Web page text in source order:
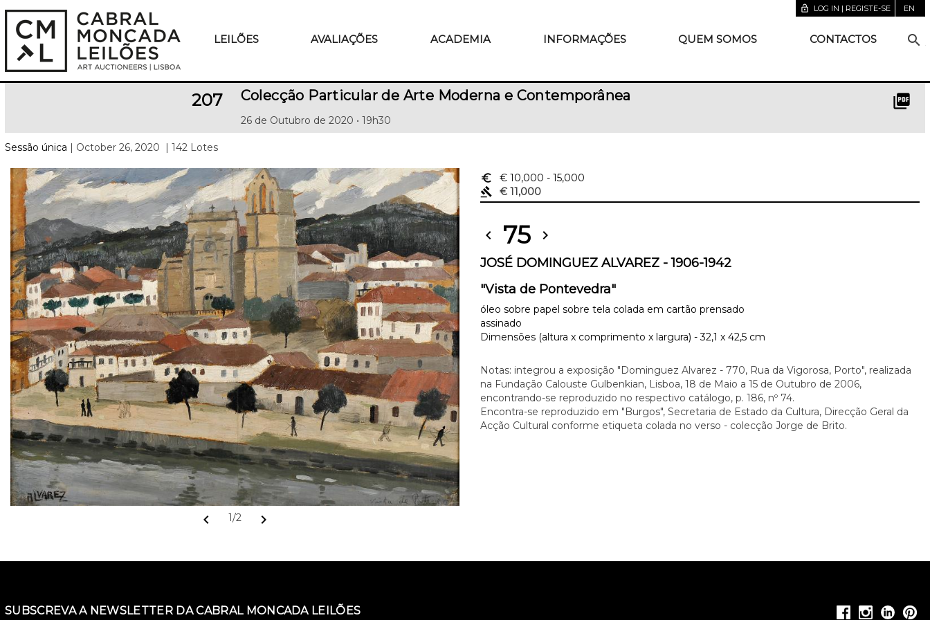
lock_open LOG IN | REGISTE-SE EN
LEILÕES AVALIAÇÕES ACADEMIA INFORMAÇÕES QUEM SOMOS CONTACTOS search
207 Colecção Particular de Arte Moderna e Contemporânea
26 de Outubro de 2020 • 19h30
picture_as_pdf
Sessão única | October 26, 2020 | 142 Lotes
chevron_left 1/2 chevron_right
euro_symbol € 10,000 - 15,000
gavel
€ 11,000
chevron_left 75 chevron_right
JOSÉ DOMINGUEZ ALVAREZ - 1906-1942
"Vista de Pontevedra"
óleo sobre papel sobre tela colada em cartão prensado
assinado
Dimensões (altura x comprimento x largura) - 32,1 x 42,5 cm
Notas: integrou a exposição "Dominguez Alvarez - 770, Rua da Vigorosa, Porto", realizada
na Fundação Calouste Gulbenkian, Lisboa, 18 de Maio a 15 de Outubro de 2006,
encontrando-se reproduzido no respectivo catálogo, p. 186, nº 74.
Encontra-se reproduzido em "Burgos", Secretaria de Estado da Cultura, Direcção Geral da
Acção Cultural conforme etiqueta colada no verso - colecção Jorge de Brito.
SUBSCREVA A NEWSLETTER DA CABRAL MONCADA LEILÕES